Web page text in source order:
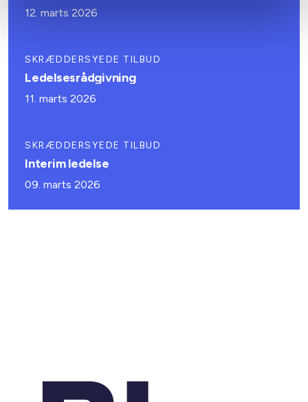
12. marts 2026
SKRÆDDERSYEDE TILBUD
Ledelsesrådgivning
11. marts 2026
SKRÆDDERSYEDE TILBUD
Interim ledelse
09. marts 2026